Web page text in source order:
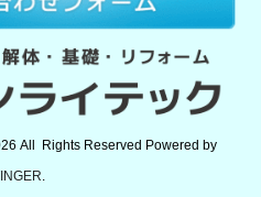
All Rights Reserved Powered by